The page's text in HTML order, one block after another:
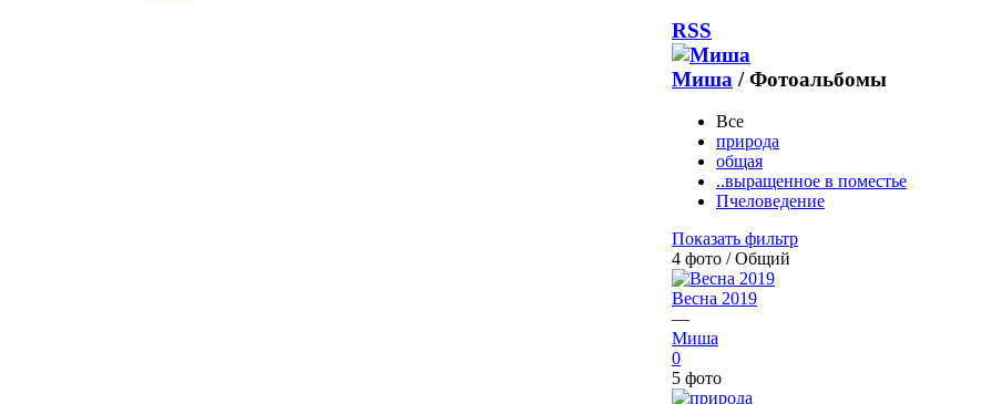
RSS
Миша /Фотоальбомы
Все
природа
общая
..выращенное в поместье
Пчеловедение
Показать фильтр
4 фото /Общий
Весна 2019
—
Миша
0
5 фото